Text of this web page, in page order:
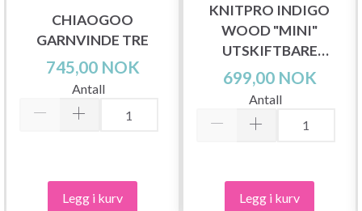
CHIAOGOO
GARNVINDE TRE
745,00 NOK
Antall
Legg i kurv
KNITPRO INDIGO
WOOD "MINI"
UTSKIFTBARE
RUNDPINNER SETT
699,00 NOK
Antall
Legg i kurv